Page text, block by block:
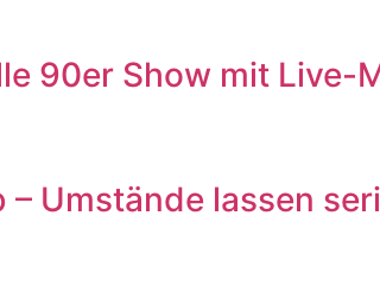
90er Show mit
– Umstände lassen